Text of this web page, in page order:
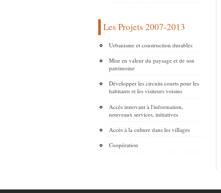
Les Projets 2007-2013
Urbanisme et construction durables
Mise en valeur du paysage et de son
patrimoine
Développer les circuits courts pour les
habitants et les visiteurs voisins
Accès innovant à l'information,
nouveaux services, initiatives
Accès à la culture dans les villages
Coopération